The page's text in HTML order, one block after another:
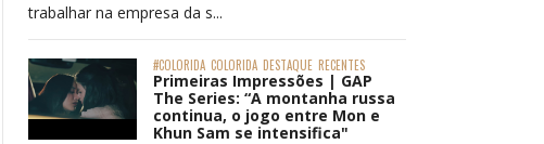
trabalhar na empresa da s...
#COLORIDA COLORIDA DESTAQUE RECENTES
Primeiras Impressões | GAP
The Series: “A montanha russa
continua, o jogo entre Mon e
Khun Sam se intensifica"